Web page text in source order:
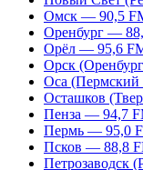
Омск — 90,5
Оренбург —
Орёл — 95,6
Орск
Оса
Осташков
Пенза — 94,7
Пермь — 95,0
Псков — 88,8
Петрозаводск